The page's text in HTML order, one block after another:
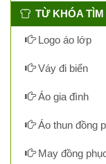
TỪ KHÓA TÌM
Logo áo lớp
Váy đi biển
Áo gia đình
Áo thun đồng
May đồng